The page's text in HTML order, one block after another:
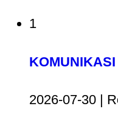
1
2026-07-30 |